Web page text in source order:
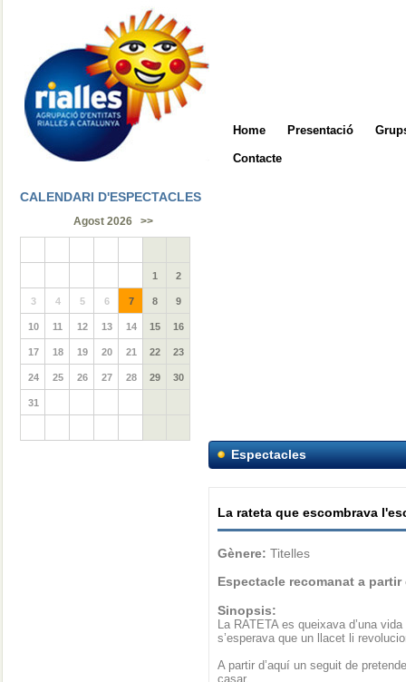
Home Presentació
Contacte
CALENDARI D'ESPECTACLES
Agost 2026 >>
1 2
3 4 5 6 7 8 9
10 11 12 13 14 15 16
17 18 19 20 21 22 23
24 25 26 27 28 29 30
31
Espectacles
La rateta que escombrava
Gènere: Titelles
Espectacle recomanat a partir
Sinopsis:
La RATETA es queixava d’una
s’esperava que un llacet li
A partir d’aquí un seguit de
casar.